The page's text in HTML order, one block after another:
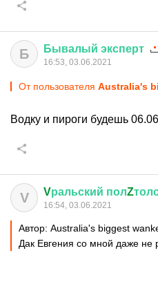
Б Бывалый эксперт
16:53, 03.06.2021
От пользователя Australia's
Водку и пироги будешь
V Vральский полZ
16:54, 03.06.2021
Автор: Australia's biggest
Дак Евгения со мной даже не